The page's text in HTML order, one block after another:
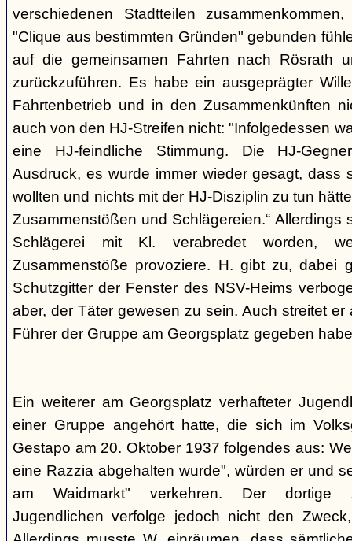
verschiedenen Stadtteilen
"Clique aus bestimmten Gründen" gebunden
auf die gemeinsamen Fahrten nach Rösrath
zurückzuführen. Es habe ein ausgeprägter
Fahrtenbetrieb und in den Zusammenkünften
auch von den HJ-Streifen nicht: "Infolgedessen
eine HJ-feindliche Stimmung. Die HJ-
Ausdruck, es wurde immer wieder gesagt, dass
wollten und nichts mit der HJ-Disziplin zu tun
Zusammenstößen und Schlägereien.“ Allerdings
Schlägerei mit Kl. verabredet worden,
Zusammenstöße provoziere. H. gibt zu, dabei
Schutzgitter der Fenster des NSV-Heims
aber, der Täter gewesen zu sein. Auch streitet
Führer der Gruppe am Georgsplatz gegeben
Ein weiterer am Georgsplatz verhafteter
einer Gruppe angehört hatte, die sich im
Gestapo am 20. Oktober 1937 folgendes aus:
eine Razzia abgehalten wurde", würden er und
am Waidmarkt" verkehren. Der dortige
Jugendlichen verfolge jedoch nicht den